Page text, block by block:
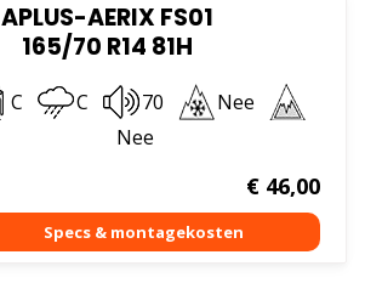
APLUS-AERIX FS01
165/70 R14 81H
C C 70
Nee
Nee
€46,00